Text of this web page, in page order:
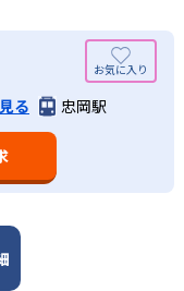
家庭学習（宿題学
向上を進める。週2
様子を観察しなが
日以外の日のため
慣化と学力の定着
習も可能だ。
向け
の学習時間を30～
は、子どもが集中
±10分」と考えら
を超えて勉強し
考え、単なる長
している。そのた
研教室 公式サイト
教材開発ノウハ
ている点だ。この
しており、学校
応用まで、少し
算数と国語を重視
国語活動の学習に
けの英語力育成に
る 忠岡駅